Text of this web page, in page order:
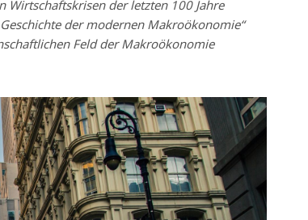
Wirtschaftskrisen der letzten 100 Jahre
der modernen Makroökonomie“
Feld der Makroökonomie